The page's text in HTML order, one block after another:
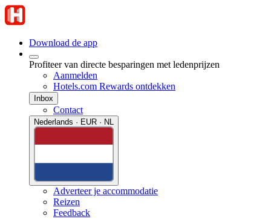
Download de app
Profiteer van directe besparingen met ledenprijzen
Aanmelden
Hotels.com Rewards ontdekken
Inbox
Contact
Nederlands · EUR · NL
Adverteer je accommodatie
Reizen
Feedback